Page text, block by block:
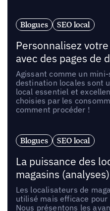
Blogues SEO local
Personnalisez
avec des pages de
Agissant comme un
destination locales sont
local essentiel et
choisies par les
comment procéder !
Blogues SEO local
La puissance des
magasins (analyses)
Les localisateurs de
utilisé mais efficace
Nous présentons les